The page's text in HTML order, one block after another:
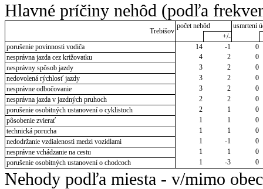
Hlavné príčiny nehôd (podľa
Trebišov
počet nehôd
usmrtení
+/-
porušenie povinnosti vodiča
14 -1
0
nesprávna jazda cez križovatku
4 2
0
nesprávny spôsob jazdy
3 2
0
nedovolená rýchlosť jazdy
3 2
0
nesprávne odbočovanie
3 2
0
nesprávna jazda v jazdných pruhoch
2 2
0
porušenie osobitných ustanovení o cyklistoch
2 1
0
pôsobenie zvierať
1 1
0
technická porucha
1 1
0
nedodržanie vzdialenosti medzi vozidlami
1 -1
0
nesprávne vchádzanie na cestu
1 1
0
porušenie osobitných ustanovení o chodcoch
1 -3 0
Nehody podľa miesta - v/mimo obec